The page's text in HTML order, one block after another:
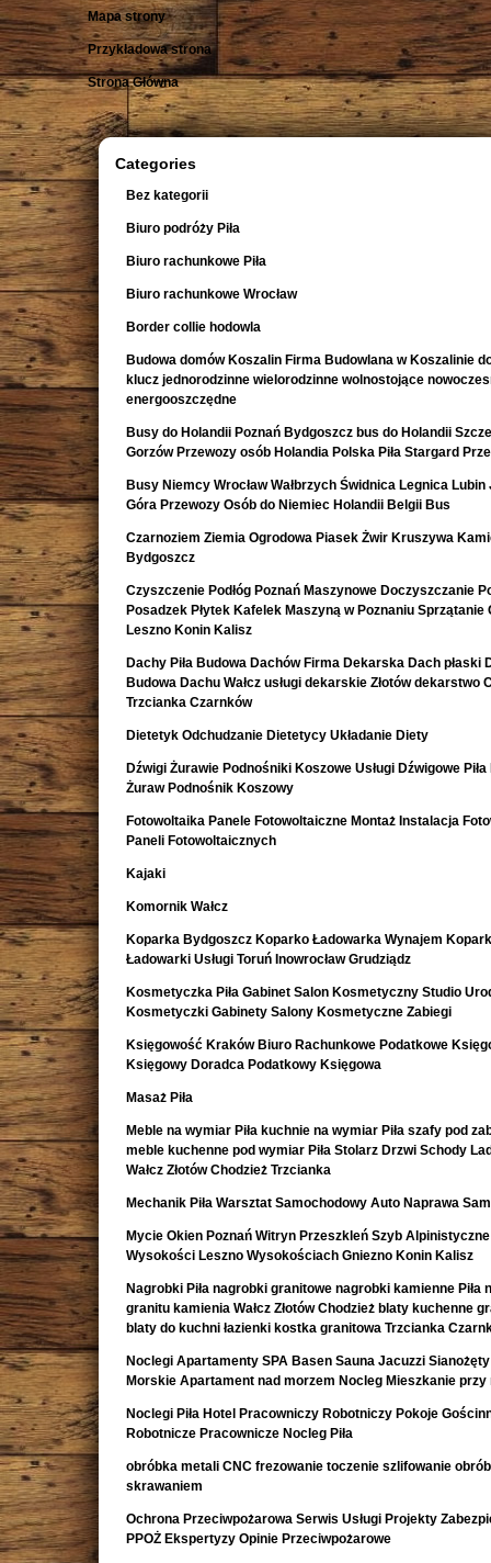
Mapa strony
Przykładowa strona
Strona Główna
Categories
Bez kategorii
Biuro podróży Piła
Biuro rachunkowe Piła
Biuro rachunkowe Wrocław
Border collie hodowla
Budowa domów Koszalin Firma Budowlana w Koszalinie
klucz jednorodzinne wielorodzinne wolnostojące
energooszczędne
Busy do Holandii Poznań Bydgoszcz bus do Holandii
Gorzów Przewozy osób Holandia Polska Piła Stargard
Busy Niemcy Wrocław Wałbrzych Świdnica Legnica Lubin
Góra Przewozy Osób do Niemiec Holandii Belgii Bus
Czarnoziem Ziemia Ogrodowa Piasek Żwir Kruszywa
Bydgoszcz
Czyszczenie Podłóg Poznań Maszynowe Doczyszczanie
Posadzek Płytek Kafelek Maszyną w Poznaniu Sprzątanie
Leszno Konin Kalisz
Dachy Piła Budowa Dachów Firma Dekarska Dach płaski
Budowa Dachu Wałcz usługi dekarskie Złotów dekarstwo
Trzcianka Czarnków
Dietetyk Odchudzanie Dietetycy Układanie Diety
Dźwigi Żurawie Podnośniki Koszowe Usługi Dźwigowe Piła
Żuraw Podnośnik Koszowy
Fotowoltaika Panele Fotowoltaiczne Montaż Instalacja
Paneli Fotowoltaicznych
Kajaki
Komornik Wałcz
Koparka Bydgoszcz Koparko Ładowarka Wynajem
Ładowarki Usługi Toruń Inowrocław Grudziądz
Kosmetyczka Piła Gabinet Salon Kosmetyczny Studio
Kosmetyczki Gabinety Salony Kosmetyczne Zabiegi
Księgowość Kraków Biuro Rachunkowe Podatkowe
Księgowy Doradca Podatkowy Księgowa
Masaż Piła
Meble na wymiar Piła kuchnie na wymiar Piła szafy pod
meble kuchenne pod wymiar Piła Stolarz Drzwi Schody
Wałcz Złotów Chodzież Trzcianka
Mechanik Piła Warsztat Samochodowy Auto Naprawa
Mycie Okien Poznań Witryn Przeszkleń Szyb
Wysokości Leszno Wysokościach Gniezno Konin Kalisz
Nagrobki Piła nagrobki granitowe nagrobki kamienne Piła
granitu kamienia Wałcz Złotów Chodzież blaty kuchenne
blaty do kuchni łazienki kostka granitowa Trzcianka
Noclegi Apartamenty SPA Basen Sauna Jacuzzi
Morskie Apartament nad morzem Nocleg Mieszkanie przy
Noclegi Piła Hotel Pracowniczy Robotniczy Pokoje
Robotnicze Pracownicze Nocleg Piła
obróbka metali CNC frezowanie toczenie szlifowanie
skrawaniem
Ochrona Przeciwpożarowa Serwis Usługi Projekty
PPOŻ Ekspertyzy Opinie Przeciwpożarowe